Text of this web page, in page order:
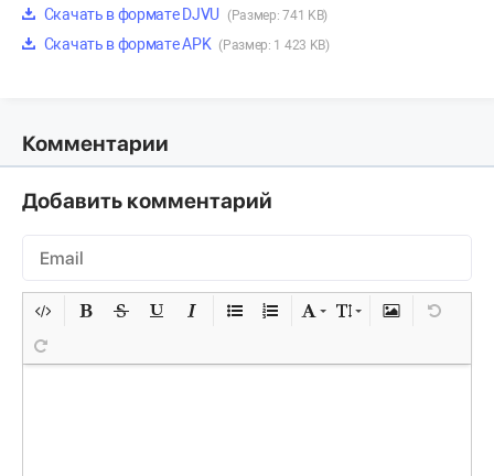
Скачать в формате DJVU (Размер: 741 KB)
Скачать в формате APK (Размер: 1 423 KB)
Комментарии
Добавить комментарий